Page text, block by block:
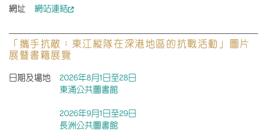
網址
網站連結
「攜手抗敵：東江縱隊在深港地區的抗戰活動」圖片
展暨書籍展覽
日期及場地
2026年8月1日至28日
東涌公共圖書館
2026年9月1日至29日
長洲公共圖書館